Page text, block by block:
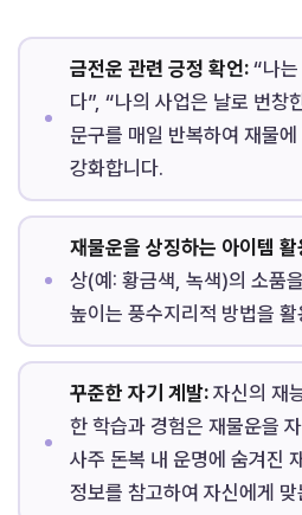
금전운 관련 긍정 확언:“나는
다”, “나의 사업은 날로 번창
문구를 매일 반복하여 재물
강화합니다.
재물운을 상징하는 아이템 활
상(예: 황금색, 녹색)의 소품
높이는 풍수지리적 방법을
꾸준한 자기 계발:자신의 재
한 학습과 경험은 재물운을
사주 돈복 내 운명에 숨겨진
정보를 참고하여 자신에게